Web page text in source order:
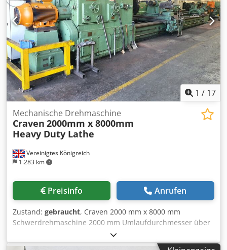
1 / 17
Vereinigtes Königreich
1.283 km
Mechanische Drehmaschine
Craven 2000mm x 8000mm
Heavy Duty Lathe
Preisinfo Anrufen
Zustand: gebraucht, Craven 2000 mm x 8000 mm
Schwerdrehmaschine 2000 mm Umlaufdurchmesser über
Bett 1500 mm über dem Support 8.000 mm Spitzenweite
Hauptantrieb 60 kW Tragfähigkeit 40 Tonnen